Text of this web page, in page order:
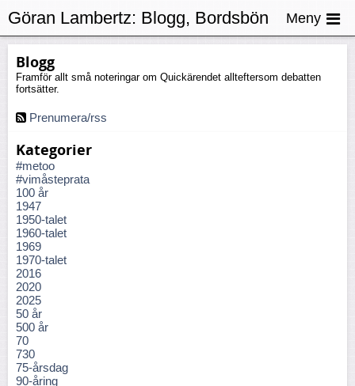
Blogg
Framför allt små noteringar om Quickärendet allteftersom debatten
fortsätter.
Prenumera/rss
Kategorier
#metoo
#vimåsteprata
100 år
1947
1950-talet
1960-talet
1969
1970-talet
2016
2020
2025
50 år
500 år
70
730
75-årsdag
90-åring
Göran Lambertz: Blogg, Bordsbön Meny